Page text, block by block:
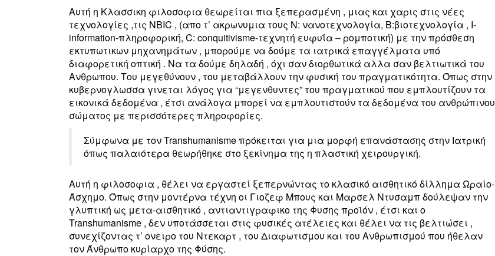
Αυτή η Κλασσικη φιλοσοφια θεωρείται πια ξεπερασμένη , μιας και χαρις στις νέες
τεχνολογίες ,τις NBIC , (απο τ’ ακρωνυμια τους N: νανοτεχνολογία, B:βιοτεχνολογία , I-
information-πληροφορική, C: conquitivisme-τεχνητή ευφυΐα – ρομποτική) με την πρόσθεση
εκτυπωτικων μηχανημάτων , μπορούμε να δούμε τα ιατρικά επαγγέλματα υπό
διαφορετική οπτική . Να τα δούμε δηλαδή , όχι σαν διορθωτικά αλλα σαν βελτιωτικά του
Ανθρωπου. Του μεγεθύνουν , του μεταβάλλουν την φυσική του πραγματικότητα. Όπως στην
κυβερνογλωσσα γινεται λόγος για “μεγενθυντες” του πραγματικού που εμπλουτίζουν τα
εικονικά δεδομένα , έτσι ανάλογα μπορεί να εμπλουτιστούν τα δεδομένα του ανθρώπινου
σώματος με περισσότερες πληροφορίες.
Σύμφωνα με τον Transhumanisme πρόκειται για μια μορφή επανάστασης στην Ιατρική
όπως παλαιότερα θεωρήθηκε στο ξεκίνημα της η πλαστική χειρουργική.
Αυτή η φιλοσοφια , θέλει να εργαστεί ξεπερνώντας το κλασικό αισθητικό δίλλημα Ωραίο-
Άσχημο. Όπως στην μοντέρνα τέχνη οι Γιοζεφ Μπους και Μαρσελ Ντυσαμπ δούλεψαν την
γλυπτική ως μετα-αισθητικό , αντιαντιγραφικο της Φυσης προϊόν , έτσι και ο
Transhumanisme , δεν υποτάσσεται στις φυσικές ατέλειες και θέλει να τις βελτιώσει ,
συνεχίζοντας τ’ ονειρο του Ντεκαρτ , του Διαφωτισμου και του Ανθρωπισμού που ήθελαν
τον Άνθρωπο κυρίαρχο της Φύσης.